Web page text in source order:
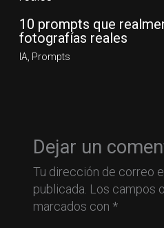
10 prompts que
fotografías reales
IA Prompts
Dejar un
Tu dirección de correo
publicada. Los campos
marcados con *